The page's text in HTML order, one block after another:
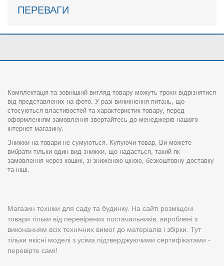
ПЕРЕВАГИ
Комплектація та зовнішній вигляд товару можуть трохи відрізнятися
від представлених на фото. У разі виникнення питань, що
стосуються властивостей та характеристик товару, перед
оформленням замовлення звертайтесь до менеджерів нашого
інтернет-магазину.
Знижки на товари не сумуються. Купуючи товар, Ви можете
вибрати тільки один вид знижки, що надається, такий як
замовлення через кошик, зі зниженою ціною, безкоштовну доставку
та інші.
Магазин техніки для саду та будинку. На сайті розміщені
товари тільки від перевірених постачальників, вироблені з
виконанням всіх технічних вимог до матеріалів і збірки. Тут
тільки якісні моделі з усіма підтверджуючими сертифікатами -
перевірте самі!